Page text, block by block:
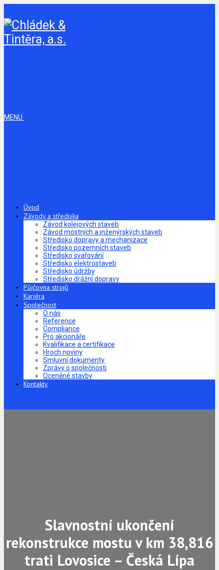
MENU
Úvod
Závody a střediska
Závod kolejových staveb
Závod mostních a inženýrských staveb
Středisko dopravy a mechanizace
Středisko pozemních staveb
Středisko svařování
Středisko elektrostaveb
Středisko údržby
Středisko drážní dopravy
Půjčovna strojů
Kariéra
Společnost
O nás
Reference
Compliance
Pro akcionáře
Kvalifikace a certifikace
Hroch noviny
Smluvní dokumenty
Zprávy o společnosti
Oceněné stavby
Kontakty
Slavnostní ukončení
rekonstrukce mostu v km 38,816
trati Lovosice – Česká Lípa